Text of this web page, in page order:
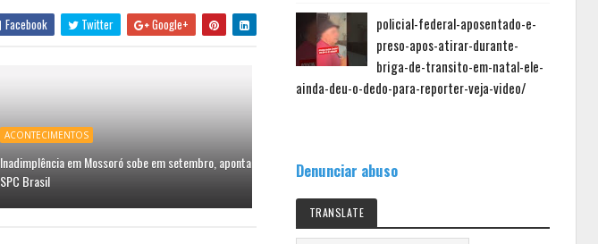
Facebook Twitter Google+
ACONTECIMENTOS
Inadimplência em Mossoró sobe em setembro, aponta
SPC Brasil
policial-federal-aposentado-e-
preso-apos-atirar-durante-
briga-de-transito-em-natal-ele-
ainda-deu-o-dedo-para-reporter-veja-video/
Denunciar abuso
TRANSLATE